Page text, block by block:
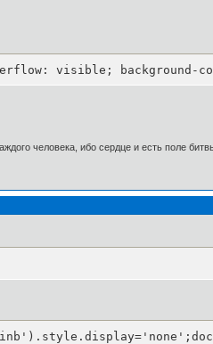
visible; background-
человека, ибо сердце и есть поле